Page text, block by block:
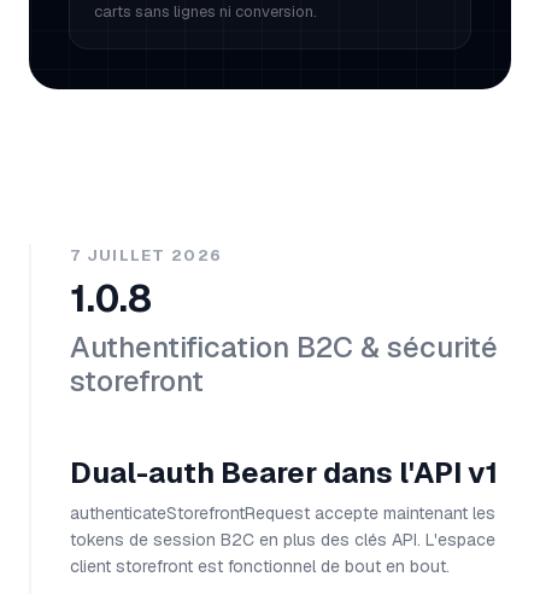
carts sans lignes ni conversion.
7 JUILLET 2026
1.0.8
Authentification B2C & sécurité
storefront
Dual-auth Bearer dans l'API v1
authenticateStorefrontRequest accepte maintenant les
tokens de session B2C en plus des clés API. L'espace
client storefront est fonctionnel de bout en bout.